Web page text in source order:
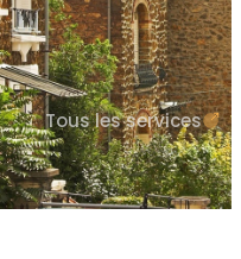
Tous les services